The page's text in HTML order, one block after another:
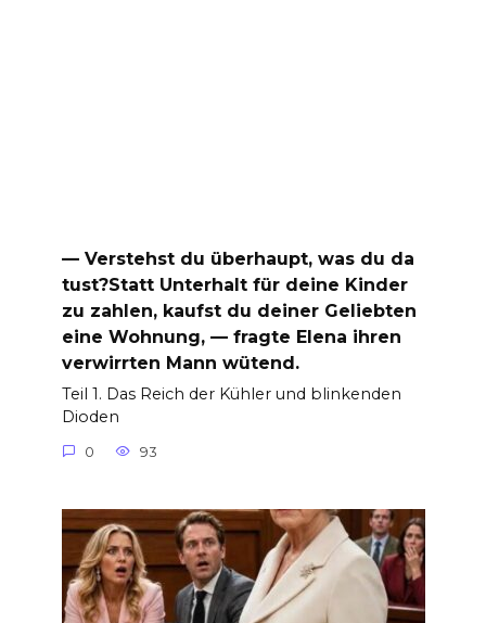
— Verstehst du überhaupt, was du da
tust?Statt Unterhalt für deine Kinder
zu zahlen, kaufst du deiner Geliebten
eine Wohnung, — fragte Elena ihren
verwirrten Mann wütend.
Teil 1. Das Reich der Kühler und blinkenden
Dioden
0 93